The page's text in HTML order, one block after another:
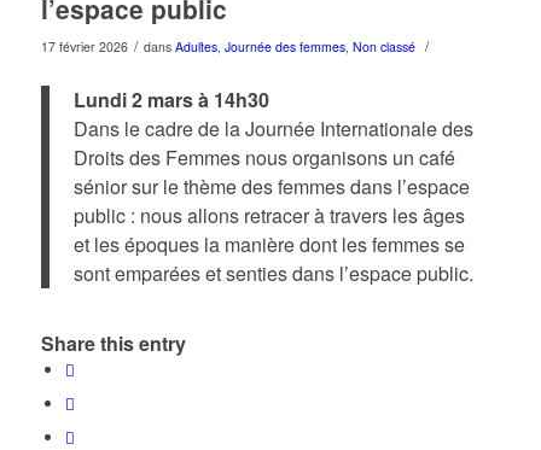
l’espace public
17 février 2026 / dans Adultes, Journée des femmes, Non classé /
Lundi 2 mars à 14h30
Dans le cadre de la Journée Internationale des
Droits des Femmes nous organisons un café
sénior sur le thème des femmes dans l’espace
public : nous allons retracer à travers les âges
et les époques la manière dont les femmes se
sont emparées et senties dans l’espace public.
Share this entry